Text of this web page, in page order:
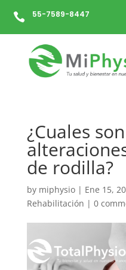
 55-7589-8447
¿Cuales
de rodilla?
by miphysio| Ene 15,
Rehabilitación | 0